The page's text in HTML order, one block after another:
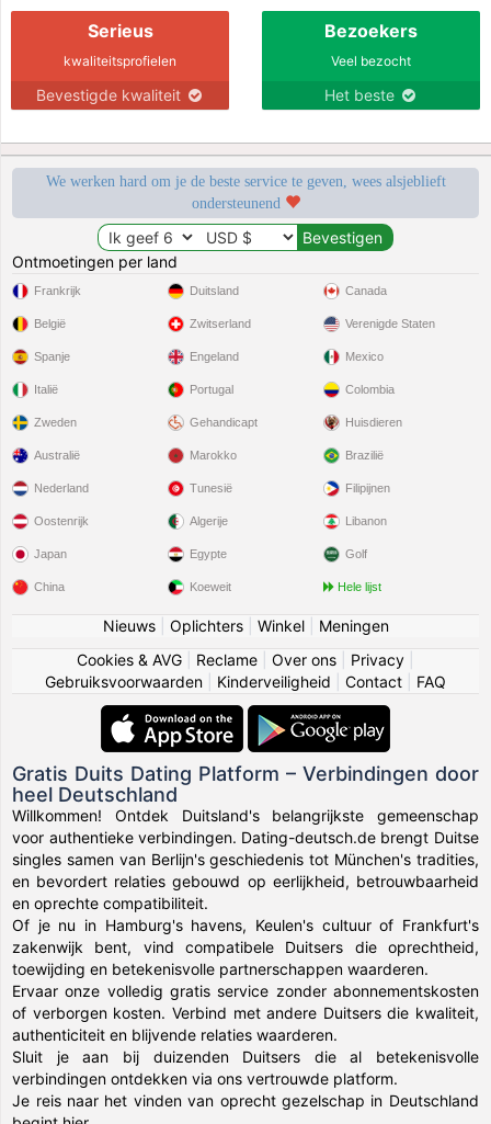
Serieus
kwaliteitsprofielen
Bevestigde kwaliteit
Bezoekers
Veel bezocht
Het beste
We werken hard om je de beste service te geven, wees alsjeblieft
ondersteunend
Ontmoetingen per land
Frankrijk
België
Spanje
Italië
Zweden
Duitsland
Zwitserland
Engeland
Portugal
Gehandicapt
Canada
Verenigde Staten
Mexico
Colombia
Huisdieren
Australië
Nederland
Oostenrijk
Japan
China
Marokko
Tunesië
Algerije
Egypte
Koeweit
Brazilië
Filipijnen
Libanon
Golf
Hele lijst
Nieuws| Oplichters| Winkel| Meningen
Cookies & AVG
Reclame Over ons Privacy
Gebruiksvoorwaarden
Kinderveiligheid Contact FAQ
Gratis Duits Dating Platform – Verbindingen door
heel Deutschland
Willkommen! Ontdek Duitsland's belangrijkste gemeenschap
voor authentieke verbindingen. Dating-deutsch.de brengt Duitse
singles samen van Berlijn's geschiedenis tot München's tradities,
en bevordert relaties gebouwd op eerlijkheid, betrouwbaarheid
en oprechte compatibiliteit.
Of je nu in Hamburg's havens, Keulen's cultuur of Frankfurt's
zakenwijk bent, vind compatibele Duitsers die oprechtheid,
toewijding en betekenisvolle partnerschappen waarderen.
Ervaar onze volledig gratis service zonder abonnementskosten
of verborgen kosten. Verbind met andere Duitsers die kwaliteit,
authenticiteit en blijvende relaties waarderen.
Sluit je aan bij duizenden Duitsers die al betekenisvolle
verbindingen ontdekken via ons vertrouwde platform.
Je reis naar het vinden van oprecht gezelschap in Deutschland